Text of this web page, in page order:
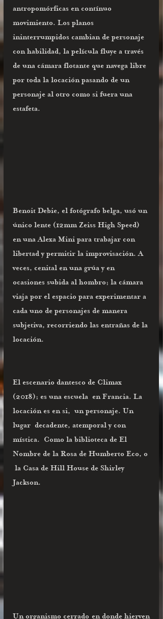
antropomórficas en contínuo
movimiento. Los planos
ininterrumpidos cambian de personaje
con habilidad, la película fluye a través
de una cámara flotante que navega libre
por toda la locación pasando de un
personaje al otro como si fuera una
estafeta.
Benoit Debie, el fotógrafo belga, usó un
único lente (12mm Zeiss High Speed)
en una Alexa Mini para trabajar con
libertad y permitir la improvisación. A
veces, cenital en una grúa y en
ocasiones subida al hombro; la cámara
viaja por el espacio para experimentar a
cada uno de personajes de manera
subjetiva, recorriendo las entrañas de la
locación.
El escenario dantesco de Climax
(2018); es una escuela  en Francia. La
locación es en si,  un personaje. Un
lugar  decadente, atemporal y con
mística.  Como la biblioteca de El
Nombre de la Rosa de Humberto Eco, o
la Casa de Hill House de Shirley
Jackson.
Un organismo cerrado en donde hierven